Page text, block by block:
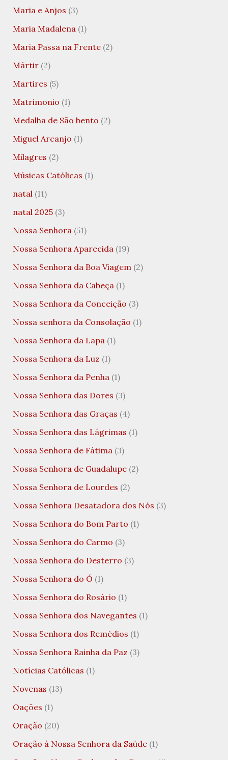
Maria e Anjos (3)
Maria Madalena(1)
Maria Passa na Frente(2)
Mártir(2)
Martires (5)
Matrimonio (1)
Medalha de São bento (2)
Miguel Arcanjo (1)
Milagres (2)
Músicas Católicas (1)
natal(11)
natal 2025(3)
Nossa Senhora(51)
Nossa Senhora Aparecida(19)
Nossa Senhora da Boa Viagem(2)
Nossa Senhora da Cabeça(1)
Nossa Senhora da Conceição (3)
Nossa senhora da Consolação (1)
Nossa Senhora da Lapa(1)
Nossa Senhora da Luz (1)
Nossa Senhora da Penha(1)
Nossa Senhora das Dores (3)
Nossa Senhora das Graças (4)
Nossa Senhora das Lágrimas (1)
Nossa Senhora de Fátima(3)
Nossa Senhora de Guadalupe(2)
Nossa Senhora de Lourdes (2)
Nossa Senhora Desatadora dos Nós (3)
Nossa Senhora do Bom Parto (1)
Nossa Senhora do Carmo (3)
Nossa Senhora do Desterro (3)
Nossa Senhora do Ó (1)
Nossa Senhora do Rosário (1)
Nossa Senhora dos Navegantes (1)
Nossa Senhora dos Remédios (1)
Nossa Senhora Rainha da Paz (3)
Notícias Católicas (1)
Novenas (13)
Oações (1)
Oração (20)
Oração à Nossa Senhora da Saúde(1)